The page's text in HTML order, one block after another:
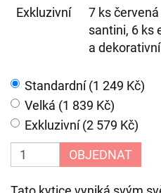
Exkluzivní
7 ks
santini, 6 ks
a
Standardní (1 249 Kč)
Velká (1 839 Kč)
Exkluzivní (2 579 Kč)
OBJEDNAT